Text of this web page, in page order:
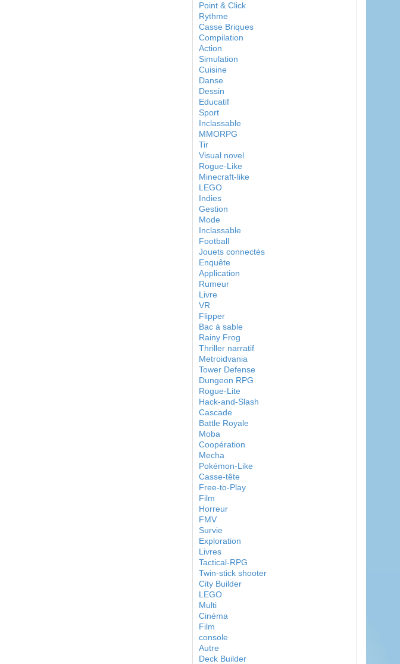
Point & Click
Rythme
Casse Briques
Compilation
Action
Simulation
Cuisine
Danse
Dessin
Educatif
Sport
Inclassable
MMORPG
Tir
Visual novel
Rogue-Like
Minecraft-like
LEGO
Indies
Gestion
Mode
Inclassable
Football
Jouets connectés
Enquête
Application
Rumeur
Livre
VR
Flipper
Bac à sable
Rainy Frog
Thriller narratif
Metroidvania
Tower Defense
Dungeon RPG
Rogue-Lite
Hack-and-Slash
Cascade
Battle Royale
Moba
Coopération
Mecha
Pokémon-Like
Casse-tête
Free-to-Play
Film
Horreur
FMV
Survie
Exploration
Livres
Tactical-RPG
Twin-stick shooter
City Builder
LEGO
Multi
Cinéma
Film
console
Autre
Deck Builder